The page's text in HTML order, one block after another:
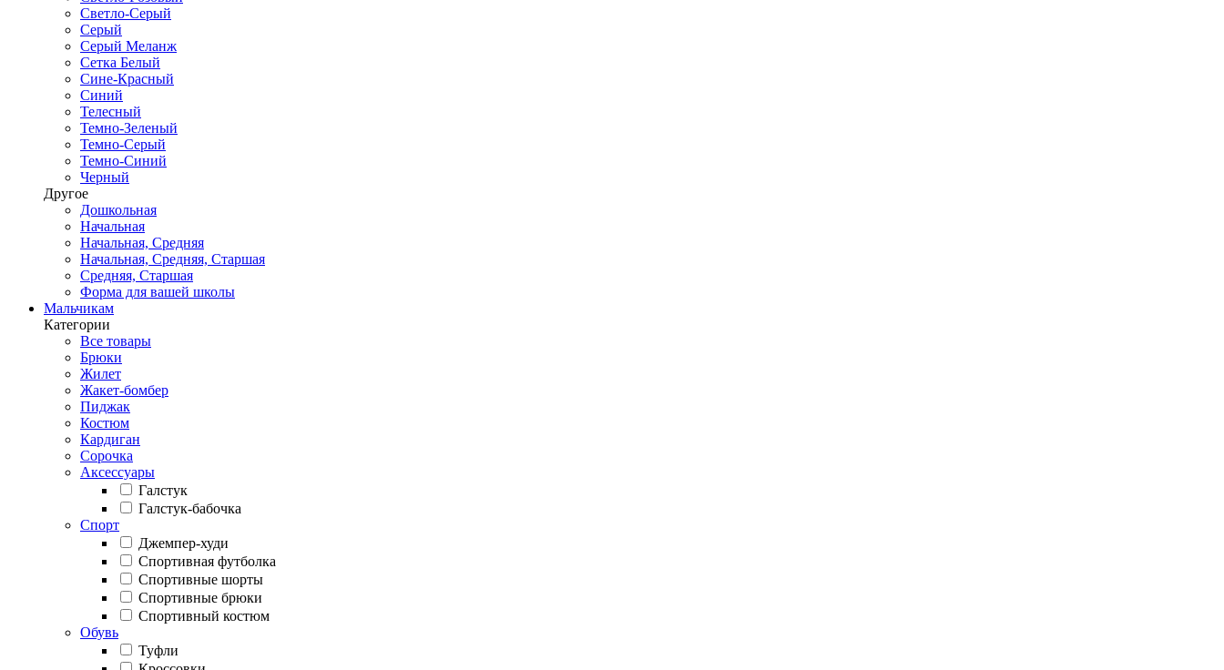
Светло-Серый
Серый
Серый Меланж
Сетка Белый
Сине-Красный
Синий
Телесный
Темно-Зеленый
Темно-Серый
Темно-Синий
Черный
Другое
Дошкольная
Начальная
Начальная, Средняя
Начальная, Средняя, Старшая
Средняя, Старшая
Форма для вашей школы
Мальчикам
Категории
Все товары
Брюки
Жилет
Жакет-бомбер
Пиджак
Костюм
Кардиган
Сорочка
Аксессуары
Галстук
Галстук-бабочка
Спорт
Джемпер-худи
Спортивная футболка
Спортивные шорты
Спортивные брюки
Спортивный костюм
Обувь
Туфли